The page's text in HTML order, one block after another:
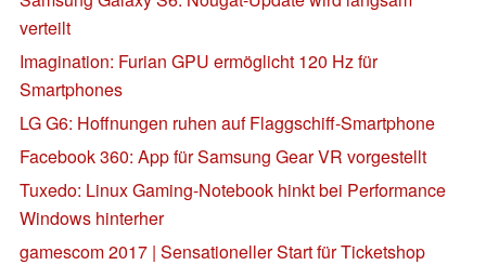
verteilt
Imagination: Furian GPU ermöglicht 120 Hz für
Smartphones
LG G6: Hoffnungen ruhen auf Flaggschiff-Smartphone
Facebook 360: App für Samsung Gear VR vorgestellt
Tuxedo: Linux Gaming-Notebook hinkt bei Performance
Windows hinterher
gamescom 2017 | Sensationeller Start für Ticketshop